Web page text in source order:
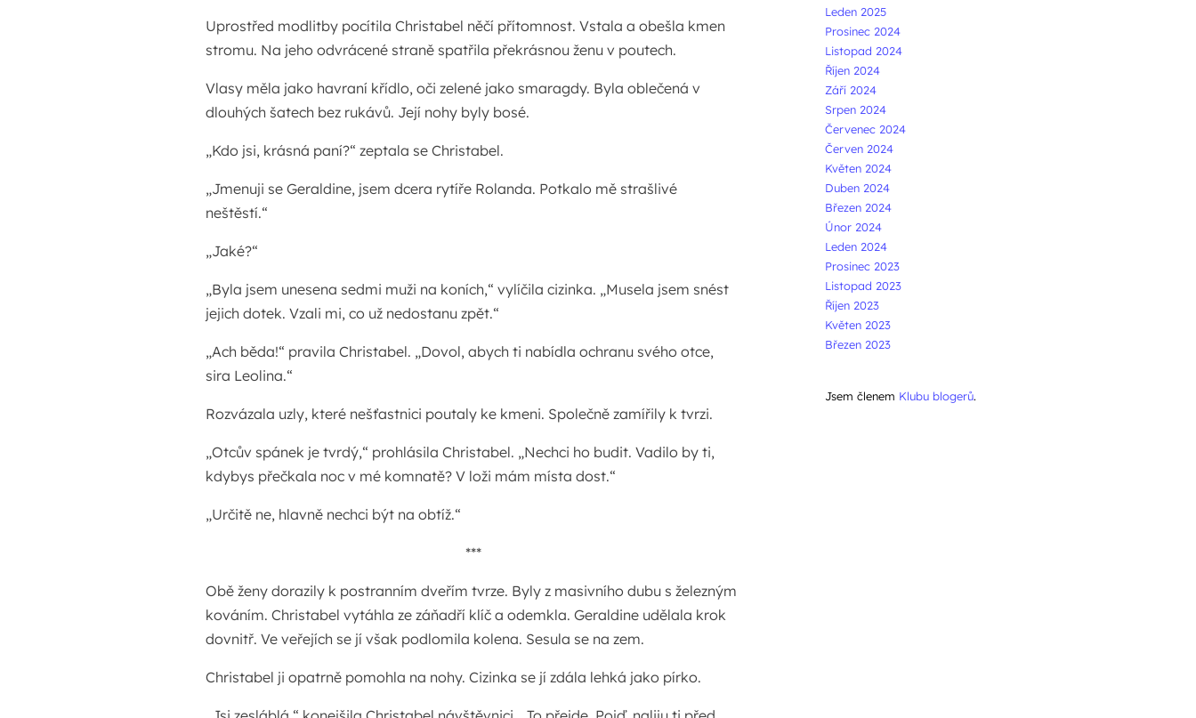
Uprostřed modlitby pocítila Christabel něčí přítomnost. Vstala a obešla kmen
stromu. Na jeho odvrácené straně spatřila překrásnou ženu v poutech.
Vlasy měla jako havraní křídlo, oči zelené jako smaragdy. Byla oblečená v
dlouhých šatech bez rukávů. Její nohy byly bosé.
„Kdo jsi, krásná paní?“ zeptala se Christabel.
„Jmenuji se Geraldine, jsem dcera rytíře Rolanda. Potkalo mě strašlivé
neštěstí.“
„Jaké?“
„Byla jsem unesena sedmi muži na koních,“ vylíčila cizinka. „Musela jsem snést
jejich dotek. Vzali mi, co už nedostanu zpět.“
„Ach běda!“ pravila Christabel. „Dovol, abych ti nabídla ochranu svého otce,
sira Leolina.“
Rozvázala uzly, které nešťastnici poutaly ke kmeni. Společně zamířily k tvrzi.
„Otcův spánek je tvrdý,“ prohlásila Christabel. „Nechci ho budit. Vadilo by ti,
kdybys přečkala noc v mé komnatě? V loži mám místa dost.“
„Určitě ne, hlavně nechci být na obtíž.“
***
Obě ženy dorazily k postranním dveřím tvrze. Byly z masivního dubu s železným
kováním. Christabel vytáhla ze záňadří klíč a odemkla. Geraldine udělala krok
dovnitř. Ve veřejích se jí však podlomila kolena. Sesula se na zem.
Christabel ji opatrně pomohla na nohy. Cizinka se jí zdála lehká jako pírko.
Leden 2025
Prosinec 2024
Listopad 2024
Říjen 2024
Září 2024
Srpen 2024
Červenec 2024
Červen 2024
Květen 2024
Duben 2024
Březen 2024
Únor 2024
Leden 2024
Prosinec 2023
Listopad 2023
Říjen 2023
Květen 2023
Březen 2023
Jsem členem Klubu blogerů.